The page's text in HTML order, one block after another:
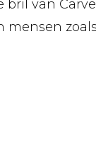
van
mensen